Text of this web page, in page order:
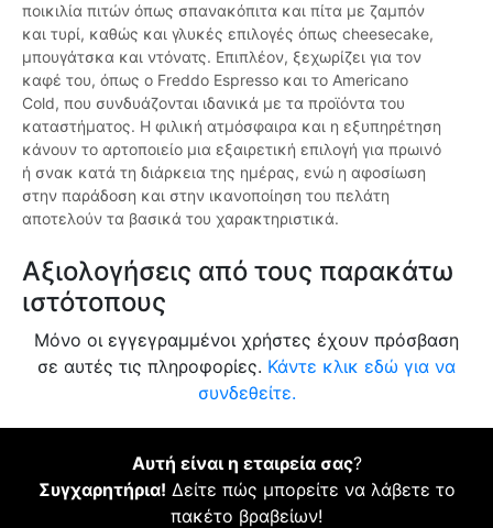
ποικιλία πιτών όπως σπανακόπιτα και πίτα με ζαμπόν
και τυρί, καθώς και γλυκές επιλογές όπως cheesecake,
μπουγάτσκα και ντόνατς. Επιπλέον, ξεχωρίζει για τον
καφέ του, όπως ο Freddo Espresso και το Americano
Cold, που συνδυάζονται ιδανικά με τα προϊόντα του
καταστήματος. Η φιλική ατμόσφαιρα και η εξυπηρέτηση
κάνουν το αρτοποιείο μια εξαιρετική επιλογή για πρωινό
ή σνακ κατά τη διάρκεια της ημέρας, ενώ η αφοσίωση
στην παράδοση και στην ικανοποίηση του πελάτη
αποτελούν τα βασικά του χαρακτηριστικά.
Αξιολογήσεις από τους παρακάτω
ιστότοπους
Μόνο οι εγγεγραμμένοι χρήστες έχουν πρόσβαση
σε αυτές τις πληροφορίες. Κάντε κλικ εδώ για να
συνδεθείτε.
Αυτή είναι η εταιρεία σας?
Συγχαρητήρια! Δείτε πώς μπορείτε να λάβετε το
πακέτο βραβείων!